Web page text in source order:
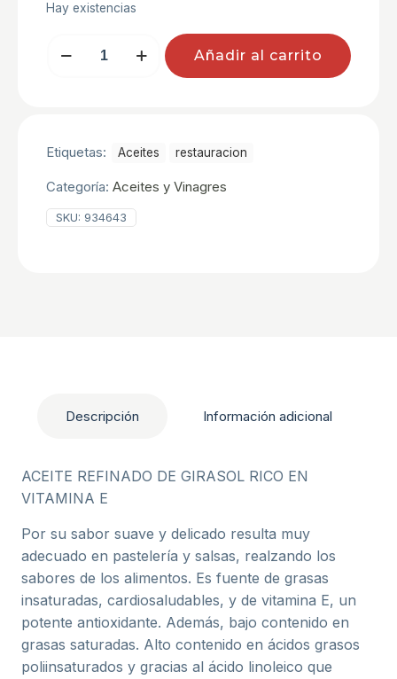
Hay existencias
DE
Añadir al carrito
Etiquetas: Aceites restauracion
Categoría: Aceites y Vinagres
SKU: 934643
Descripción Información adicional
ACEITE REFINADO DE GIRASOL RICO EN
VITAMINA E
Por su sabor suave y delicado resulta muy
adecuado en pastelería y salsas, realzando los
sabores de los alimentos. Es fuente de grasas
insaturadas, cardiosaludables, y de vitamina E, un
potente antioxidante. Además, bajo contenido en
grasas saturadas. Alto contenido en ácidos grasos
poliinsaturados y gracias al ácido linoleico que